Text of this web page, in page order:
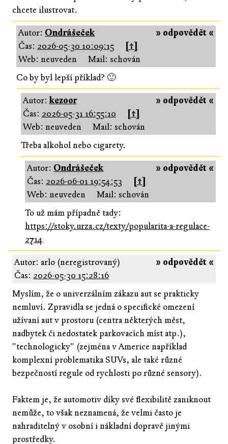
chcete ilustrovat.
» odpovědět «
Autor: Ondrášeček
Čas: 2026-05-30 10:09:15
[↑]
Web: neuveden
Mail: schován
Co by byl lepší příklad? 🙂
» odpovědět «
Autor:kezoor
Čas: 2026-05-31 16:55:10
[↑]
Web: neuveden
Mail: schován
Třeba alkohol nebo cigarety.
» odpovědět «
Autor: Ondrášeček
Čas: 2026-06-01 19:54:53
[↑]
Web: neuveden
Mail: schován
To už mám případně tady:
https://stoky.urza.cz/texty/popularita-a-regulace-
2714
» odpovědět «
Autor: arlo (neregistrovaný)
Čas: 2026-05-30 15:28:16
Myslím, že o univerzálním zákazu aut se prakticky
nemluví. Zpravidla se jedná o specifické omezení
užívaní aut v prostoru (centra některých měst,
nadbytek či nedostatek parkovacích míst atp.),
"technologicky" (zejména v Americe například
komplexní problematika SUVs, ale také různé
bezpečností regule od rychlosti po různé sensory).
Faktem je, že automotiv díky své flexibilitě zaniknout
nemůže, to však neznamená, že velmi často je
nahraditelný v osobní i nákladní dopravě jinými
prostředky.